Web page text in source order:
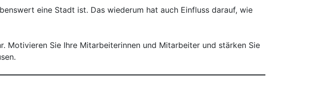
eine Stadt ist. Das wiederum hat auch Einfluss darauf, wie
Motivieren Sie Ihre Mitarbeiterinnen und Mitarbeiter und stärken Sie